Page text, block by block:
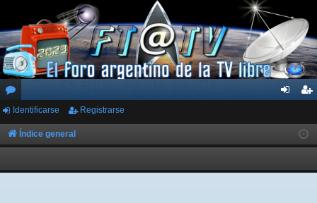
or
os
ar
ist
rs
Identificarse Registrarse
Índice general